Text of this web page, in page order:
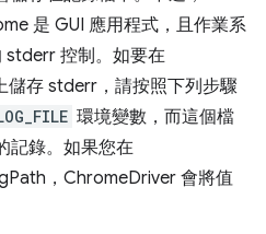
是 GUI 應用程式，且作業系
stderr 控制。如要在
儲存 stderr，請按照下列步驟
環境變數，而這個檔
記錄。如果您在
，ChromeDriver 會將值